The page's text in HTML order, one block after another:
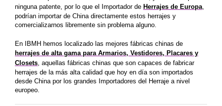
ninguna patente, por lo que el Importador de Herrajes de Europa
podrían importar de China directamente estos herrajes y
comercializarnos libremente sin problema alguno.
En IBMH hemos localizado las mejores fábricas chinas de
herrajes de alta gama para Armarios, Vestidores, Placares y
Closets , aquellas fábricas chinas que son capaces de fabricar
herrajes de la más alta calidad que hoy en día son importados
desde China por los grandes Importadores del Herraje a nivel
europeo.